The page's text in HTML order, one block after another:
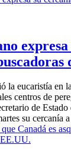
la eucaristía en
centros de
de Estado
su cercanía